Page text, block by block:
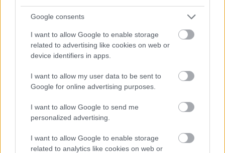
Google consents
I want to allow Google to enable storage
related to advertising like cookies on web or
device identifiers in apps.
I want to allow my user data to be sent to
Google for online advertising purposes.
I want to allow Google to send me
personalized advertising.
I want to allow Google to enable storage
related to analytics like cookies on web or
Magyar zenekarok